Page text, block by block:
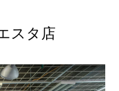
スタ店